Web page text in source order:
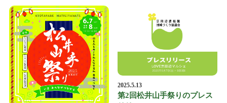
2025.5.13
第2回松井山手祭りのプレス